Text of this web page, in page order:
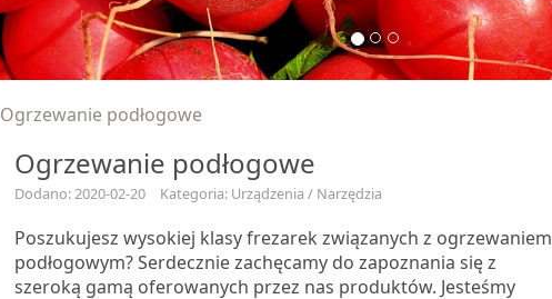
Ogrzewanie podłogowe
Ogrzewanie podłogowe
Dodano: 2020-02-20 Kategoria: Urządzenia / Narzędzia
Poszukujesz wysokiej klasy frezarek związanych z ogrzewaniem
podłogowym? Serdecznie zachęcamy do zapoznania się z
szeroką gamą oferowanych przez nas produktów. Jesteśmy